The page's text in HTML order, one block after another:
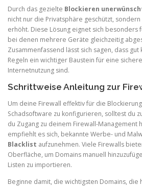
Durch das gezielte Blockieren
nicht nur die Privatsphäre geschützt,
erhöht. Diese Lösung eignet sich besonders
bei denen mehrere Geräte gleichzeitig
Zusammenfassend lässt sich sagen, dass
Regeln ein wichtiger Baustein für eine
Internetnutzung sind.
Schrittweise Anleitung zur
Um deine Firewall effektiv für die
Schadsoftware zu konfigurieren, solltest du
du Zugang zu deinem Firewall-Management
empfiehlt es sich, bekannte Werbe- und
Blacklist aufzunehmen. Viele Firewalls
Oberfläche, um Domains manuell
Listen zu importieren.
Beginne damit, die wichtigsten Domains, die